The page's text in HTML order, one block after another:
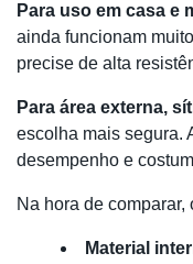
Para uso em casa e
ainda funcionam
precise de alta
Para área externa,
escolha mais segura.
desempenho e
Na hora de
Material